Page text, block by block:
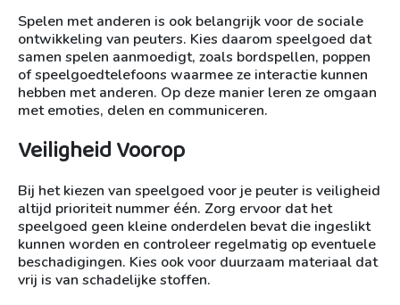
Spelen met anderen is ook belangrijk voor de sociale
ontwikkeling van peuters. Kies daarom speelgoed dat
samen spelen aanmoedigt, zoals bordspellen, poppen
of speelgoedtelefoons waarmee ze interactie kunnen
hebben met anderen. Op deze manier leren ze omgaan
met emoties, delen en communiceren.
Veiligheid Voorop
Bij het kiezen van speelgoed voor je peuter is veiligheid
altijd prioriteit nummer één. Zorg ervoor dat het
speelgoed geen kleine onderdelen bevat die ingeslikt
kunnen worden en controleer regelmatig op eventuele
beschadigingen. Kies ook voor duurzaam materiaal dat
vrij is van schadelijke stoffen.